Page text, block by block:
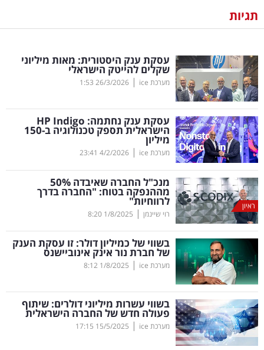
וצרכנות
דיגיטל
וטק
שיווק
ופרסום
משפט
מדדים
ומחקרים
דעות
רכילות
עסקית
קריפטו
ויראלי
תגיות
עסקת ענק היסטורית: מאות מיליוני
שקלים להייטק הישראלי
מערכת ice |
26/3/2026
1:53
עסקת ענק נחתמה: HP Indigo
הישראלית תספק טכנולוגיה ב-150
מיליון
מערכת ice |
4/2/2026
23:41
ראיון
מנכ"ל החברה שאיבדה 50 %
מההנפקה בטוח: "החברה בדרך
לרווחיות"
רוי שיינמן |
1/8/2025
8:20
בשווי של כמיליון דולר: זו עסקת הענק
של חברת נור אינק אינוביישנס
מערכת ice |
1/8/2025
8:12
בשווי עשרות מיליוני דולרים: שיתוף
פעולה חדש של החברה הישראלית
מערכת ice |
15/5/2025
17:15